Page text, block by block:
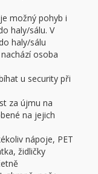
možný pohyb i
haly/sálu. V
haly/sálu
osoba
u security při
za újmu na
na jejich
nápoje, PET
židličky